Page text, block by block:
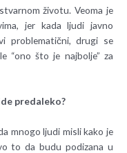
životu. Veoma je
jer kada ljudi javno
problematični, drugi se
“ono što je najbolje” za
predaleko?
mnogo ljudi misli kako je
to da budu podizana u